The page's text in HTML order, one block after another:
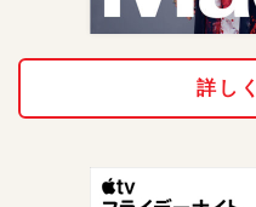
詳し